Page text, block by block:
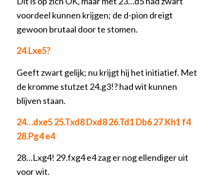
voordeel kunnen krijgen; de d-pion dreigt
gewoon brutaal door te stomen.
24.Lxe5?
Geeft zwart gelijk; nu krijgt hij het initiatief. Met
de kromme stutzet 24.g3!? had wit kunnen
blijven staan.
24…dxe5 25.Txd8 Dxd8 26.Td1 Db6 27.Kh1 f4
28.Pg4 e4
28…Lxg4! 29.fxg4 e4 zag er nog ellendiger uit
voor wit.